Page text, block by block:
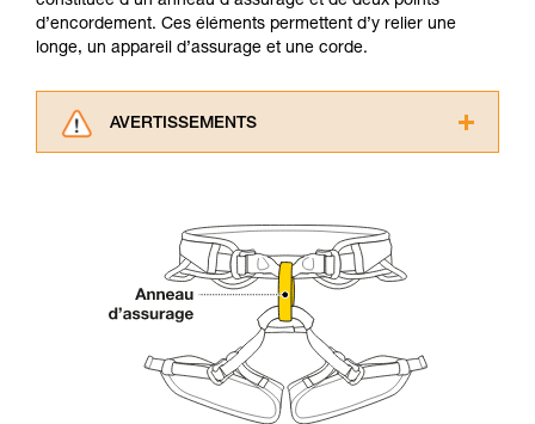
d’encordement. Ces éléments permettent d’y relier une
longe, un appareil d’assurage et une corde.
AVERTISSEMENTS
informations de la notice technique pour
pouvoir comprendre ce complément
d’informations.
Maîtriser ces techniques nécessite une
formation et un entraînement spécifique. Validez
avec un professionnel votre capacité à refaire
la manipulation, seul, en toute sécurité, avant
de la reproduire en autonomie.